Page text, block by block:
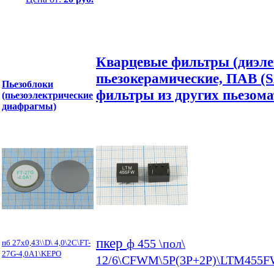
Пьезоблоки
(пьезоэлектрические
диафрагмы)
пб 27x0,43\\D\ 4,0\2C\FT-
27G-4,0A1\KEPO
Кварцевые фильтры
пьезокерамические, ПАВ
фильтры из других
пкер ф 455 \пол\
12/